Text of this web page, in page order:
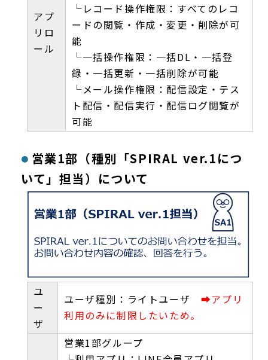
アプ
リロ
ール
└レコード操作権限：すべてのレコ
ードの閲覧・作成・変更・削除が可
能
└一括操作権限：一括DL・一括登
録・一括更新・一括削除が可能
└メール操作権限：配信設定・テス
ト配信・配信実行・配信ログ閲覧が
可能
営業1部（種別「SPIRAL ver.1につ
いて」担当）について
ユ
ー
ザ
ユーザ種別：ライトユーザ ➡アプリ
利用のみに制限したいため。
営業1部グループ